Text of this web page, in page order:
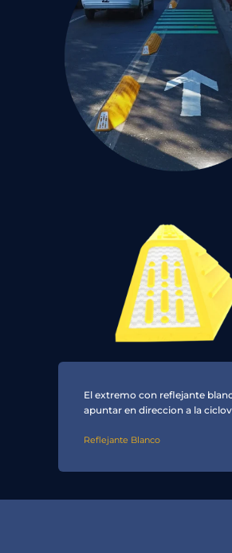
El extremo con reflejante
apuntar en direccion a la
Reflejante Blanco